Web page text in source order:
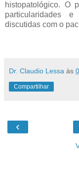
histopatológico. O
particularidades
discutidas com o
Dr. Claudio Lessa às
Compartilhar
‹